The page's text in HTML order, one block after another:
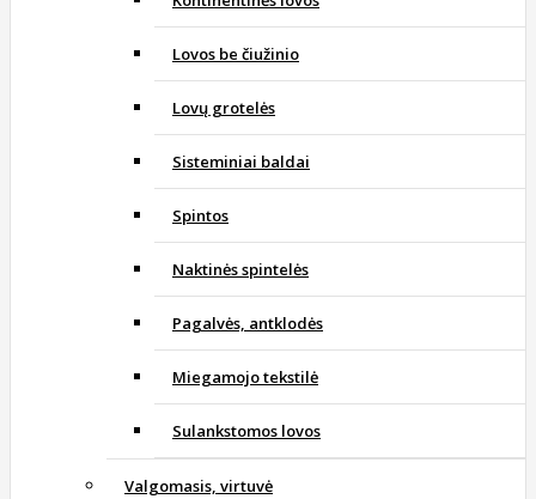
Lovos be čiužinio
Lovų grotelės
Sisteminiai baldai
Spintos
Naktinės spintelės
Pagalvės, antklodės
Miegamojo tekstilė
Sulankstomos lovos
Valgomasis, virtuvė